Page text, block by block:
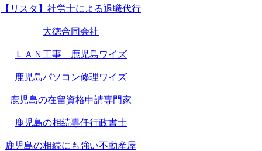
【リスタ】社労士による退職代行
大徳合同会社
ＬＡＮ工事 鹿児島ワイズ
鹿児島パソコン修理ワイズ
鹿児島の在留資格申請専門家
鹿児島の相続専任行政書士
鹿児島の相続にも強い不動産屋